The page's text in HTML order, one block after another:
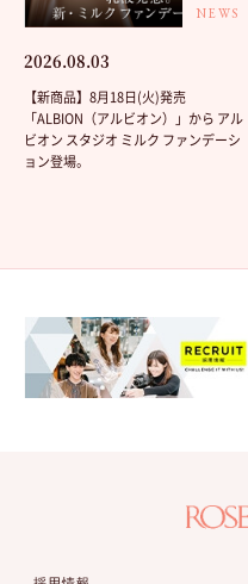
NEWS
2026.08.03
【新商品】8月18日(火)発売
「ALBION（アルビオン）」から アル
ビオン スタジオ ミルク ファンデーシ
ョン登場。